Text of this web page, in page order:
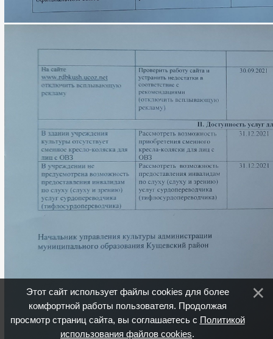
Этот сайт использует файлы cookies для более
комфортной работы пользователя. Продолжая
просмотр страниц сайта, вы соглашаетесь с Политикой
использования файлов cookies.